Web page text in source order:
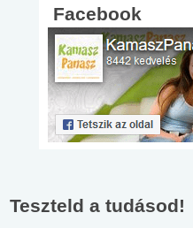
Facebook
Teszteld a tudásod!